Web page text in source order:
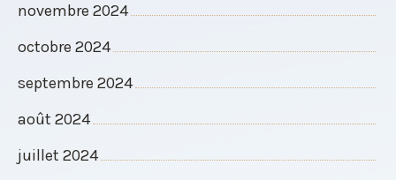
novembre 2024
octobre 2024
septembre 2024
août 2024
juillet 2024